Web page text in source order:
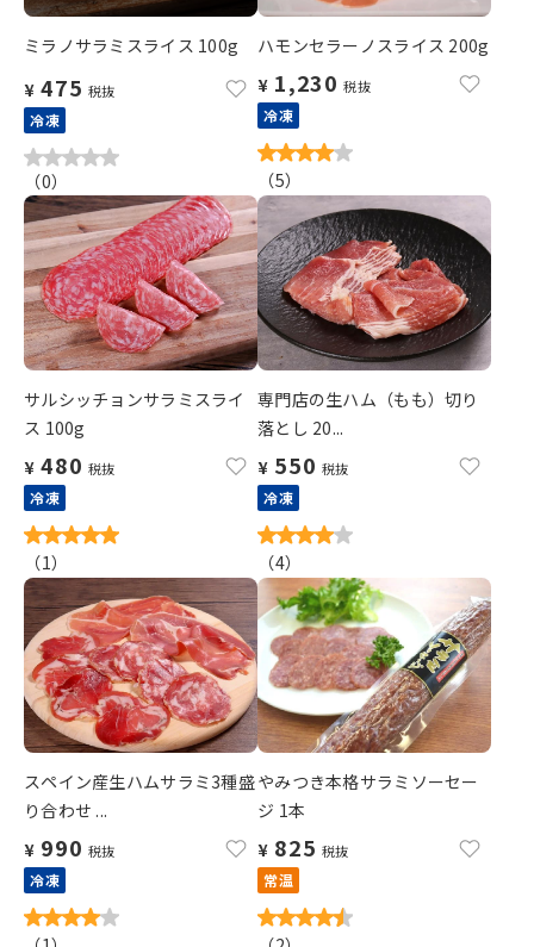
ミラノサラミスライス 100g
¥ 475 税抜
冷凍
（0）
ハモンセラーノスライス 200g
¥ 1,230 税抜
冷凍
（5）
サルシッチョンサラミスライ
ス 100g
¥ 480 税抜
冷凍
（1）
専門店の生ハム（もも）切り
落とし 20...
¥ 550 税抜
冷凍
（4）
スペイン産生ハムサラミ3種盛
り合わせ ...
¥ 990 税抜
冷凍
やみつき本格サラミソーセー
ジ 1本
¥ 825 税抜
常温